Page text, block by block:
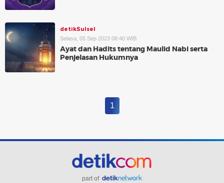
detikSulsel
Selasa, 05 Sep 2023 08:40 WIB
Ayat dan Hadits tentang Maulid Nabi serta
Penjelasan Hukumnya
1
part of